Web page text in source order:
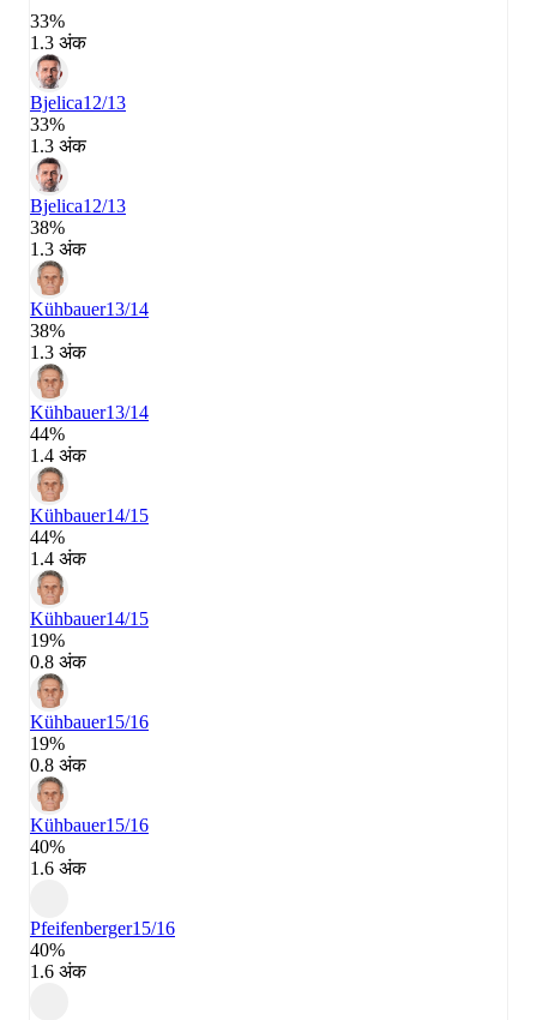
33%
1.3 अंक
Bjelica12/13
33%
1.3 अंक
Bjelica12/13
38%
1.3 अंक
Kühbauer13/14
38%
1.3 अंक
Kühbauer13/14
44%
1.4 अंक
Kühbauer14/15
44%
1.4 अंक
Kühbauer14/15
19%
0.8 अंक
Kühbauer15/16
19%
0.8 अंक
Kühbauer15/16
40%
1.6 अंक
Pfeifenberger15/16
40%
1.6 अंक